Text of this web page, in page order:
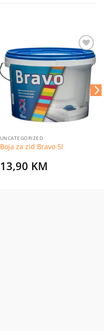
Dodaj
na
UNCATEGORIZED
Boja za zid Bravo 5l
13,90 KM